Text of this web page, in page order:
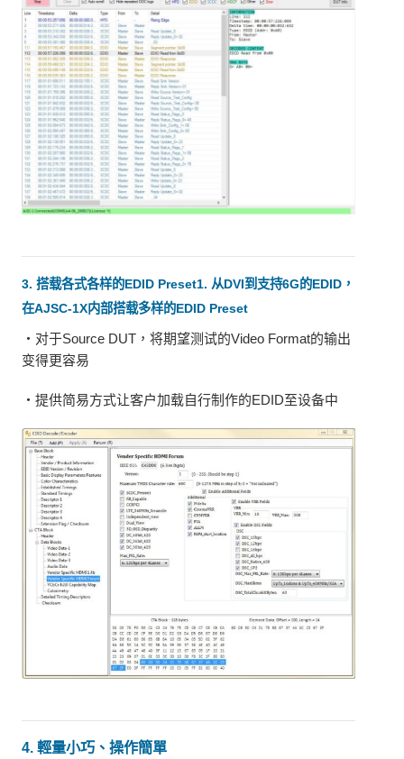
3. 搭载各式各样的EDID Preset1. 从DVI到支持6G的EDID，
在AJSC-1X内部搭载多样的EDID Preset
・对于Source DUT，将期望测试的Video Format的输出
变得更容易
・提供简易方式让客户加载自行制作的EDID至设备中
4. 輕量小巧、操作簡單